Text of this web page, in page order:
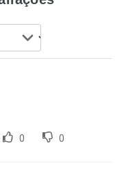
sem Desconto
R$ 45,59/cada
0 0